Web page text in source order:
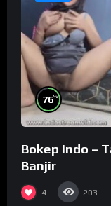
76%
Bokep Indo –
Banjir
4 203